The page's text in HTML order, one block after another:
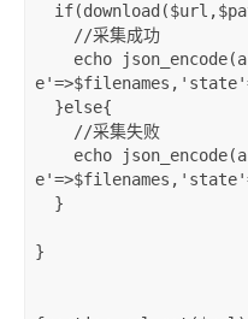
if(download ($url ,
//采集成功
echo
json_encode(
e'=>$filenames , 'state'
}else{
//采集失败
echo
json_encode(
e'=>$filenames , 'state'
}
}